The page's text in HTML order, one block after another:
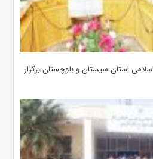
استان سیستان و بلوچستان برگزار